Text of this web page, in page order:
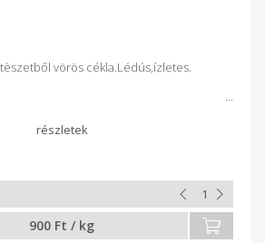
vörös cékla.Lédús,ízletes.
900 Ft / kg